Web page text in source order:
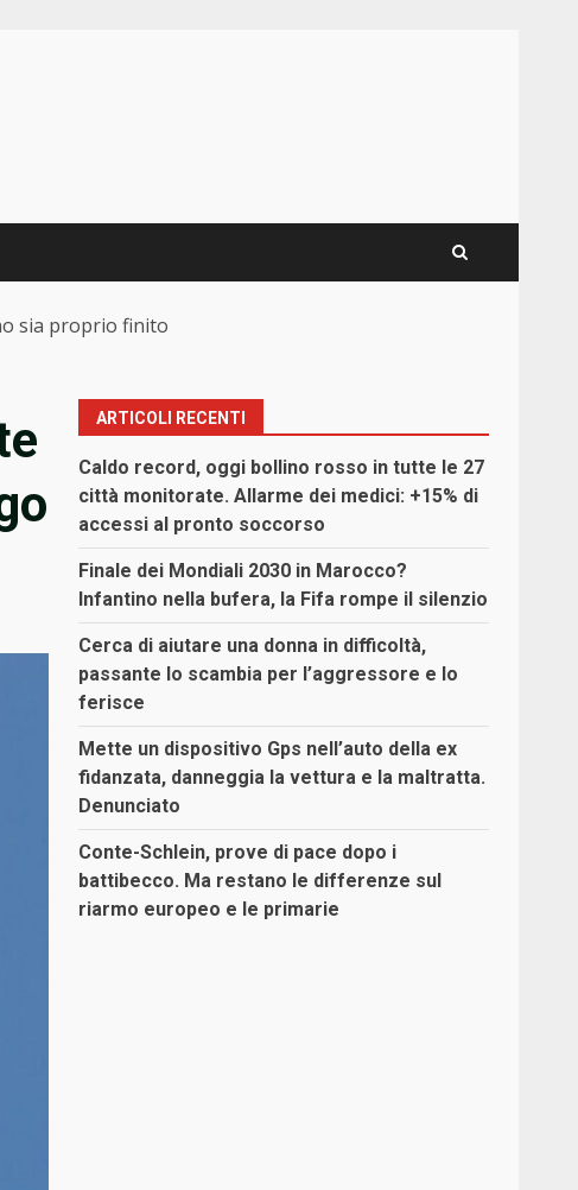
sia proprio finito
ARTICOLI RECENTI
Caldo record, oggi bollino rosso in tutte le 27
città monitorate. Allarme dei medici: +15% di
accessi al pronto soccorso
Finale dei Mondiali 2030 in Marocco?
Infantino nella bufera, la Fifa rompe il silenzio
Cerca di aiutare una donna in difficoltà,
passante lo scambia per l’aggressore e lo
ferisce
Mette un dispositivo Gps nell’auto della ex
fidanzata, danneggia la vettura e la maltratta.
Denunciato
Conte-Schlein, prove di pace dopo i
battibecco. Ma restano le differenze sul
riarmo europeo e le primarie